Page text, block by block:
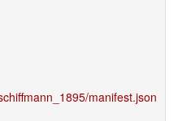
manifest.json